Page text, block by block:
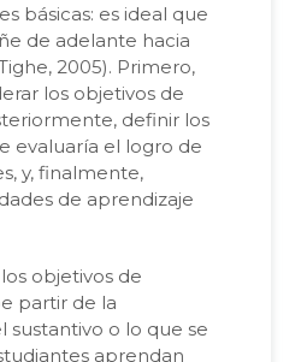
básicas: es ideal que
de adelante hacia
2005). Primero,
los objetivos de
definir los
evaluaría el logro de
y, finalmente,
de aprendizaje
objetivos de
partir de la
sustantivo o lo que se
aprendan